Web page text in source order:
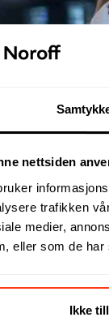
nettsiden
trafikken
medier,
eller som de har
Ikke
and